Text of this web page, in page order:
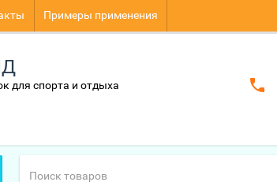
Примеры применения
для спорта и отдыха